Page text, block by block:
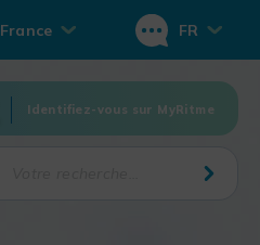
France FR
Identifiez-vous sur MyRitme